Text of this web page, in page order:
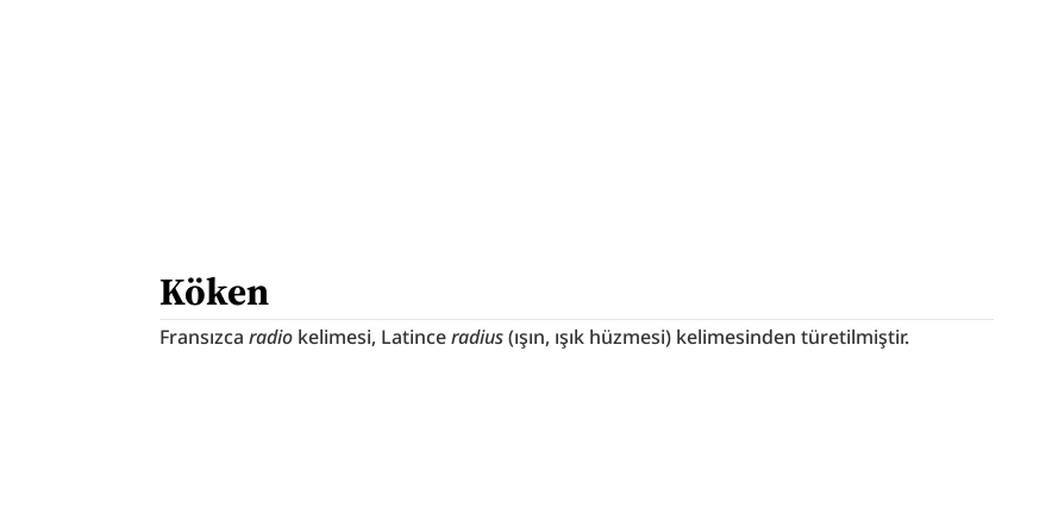
Köken
Fransızca radio kelimesi, Latince radius (ışın, ışık hüzmesi) kelimesinden türetilmiştir.